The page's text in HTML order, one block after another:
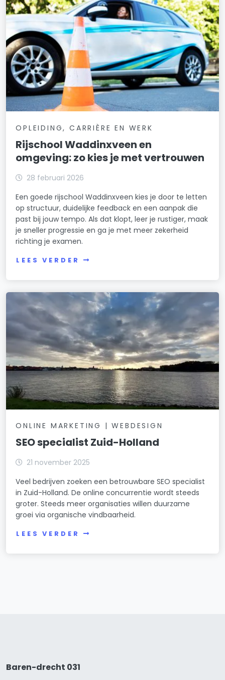
OPLEIDING, CARRIÈRE EN WERK
Rijschool Waddinxveen en
omgeving: zo kies je met vertrouwen
28 februari 2026
Een goede rijschool Waddinxveen kies je door te letten
op structuur, duidelijke feedback en een aanpak die
past bij jouw tempo. Als dat klopt, leer je rustiger, maak
je sneller progressie en ga je met meer zekerheid
richting je examen.
LEES VERDER
ONLINE MARKETING | WEBDESIGN
SEO specialist Zuid-Holland
21 november 2025
Veel bedrijven zoeken een betrouwbare SEO specialist
in Zuid-Holland. De online concurrentie wordt steeds
groter. Steeds meer organisaties willen duurzame
groei via organische vindbaarheid.
LEES VERDER
Baren-drecht 031